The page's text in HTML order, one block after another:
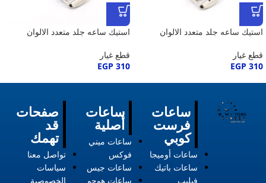
استيك ساعه جلد متعدد الالوان
قطع غيار
EGP 310
استيك ساعه جلد متعدد الالوان
قطع غيار
EGP 310
صفحات
قد
تهمك
تواصل معنا
سياسات
الخصوصية
ساعات
أصلية
ساعات ميني
فوكس
ساعات جيس
ساعات هوجو
ساعات
فرست
كوبي
ساعات أوميجا
ساعات باتيك
فيليب